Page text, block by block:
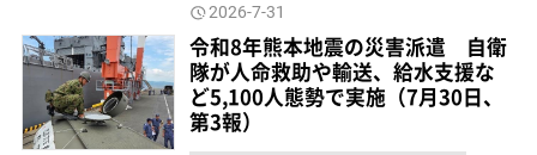
2026-7-31
令和8年熊本地震の災害派遣 自衛
隊が人命救助や輸送、給水支援な
ど5,100人態勢で実施（7月30日、
第3報）